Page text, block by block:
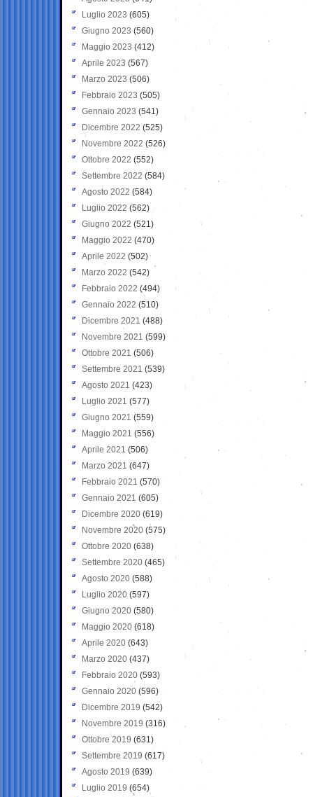
Luglio 2023 (605)
Giugno 2023 (560)
Maggio 2023 (412)
Aprile 2023 (567)
Marzo 2023 (506)
Febbraio 2023 (505)
Gennaio 2023 (541)
Dicembre 2022 (525)
Novembre 2022 (526)
Ottobre 2022 (552)
Settembre 2022 (584)
Agosto 2022 (584)
Luglio 2022 (562)
Giugno 2022 (521)
Maggio 2022 (470)
Aprile 2022 (502)
Marzo 2022 (542)
Febbraio 2022 (494)
Gennaio 2022 (510)
Dicembre 2021 (488)
Novembre 2021 (599)
Ottobre 2021 (506)
Settembre 2021 (539)
Agosto 2021 (423)
Luglio 2021 (577)
Giugno 2021(559)
Maggio 2021 (556)
Aprile 2021 (506)
Marzo 2021 (647)
Febbraio 2021 (570)
Gennaio 2021 (605)
Dicembre 2020 (619)
Novembre 2020 (575)
Ottobre 2020 (638)
Settembre 2020(465)
Agosto 2020 (588)
Luglio 2020 (597)
Giugno 2020 (580)
Maggio 2020 (618)
Aprile 2020 (643)
Marzo 2020 (437)
Febbraio 2020 (593)
Gennaio 2020 (596)
Dicembre 2019 (542)
Novembre 2019 (316)
Ottobre 2019 (631)
Settembre 2019 (617)
Agosto 2019 (639)
Luglio 2019 (654)